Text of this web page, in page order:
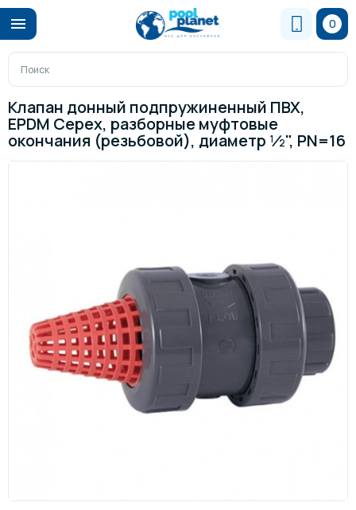
0
Клапан донный подпружиненный ПВХ,
EPDM Cepex, разборные муфтовые
окончания (резьбовой), диаметр ½", PN=16